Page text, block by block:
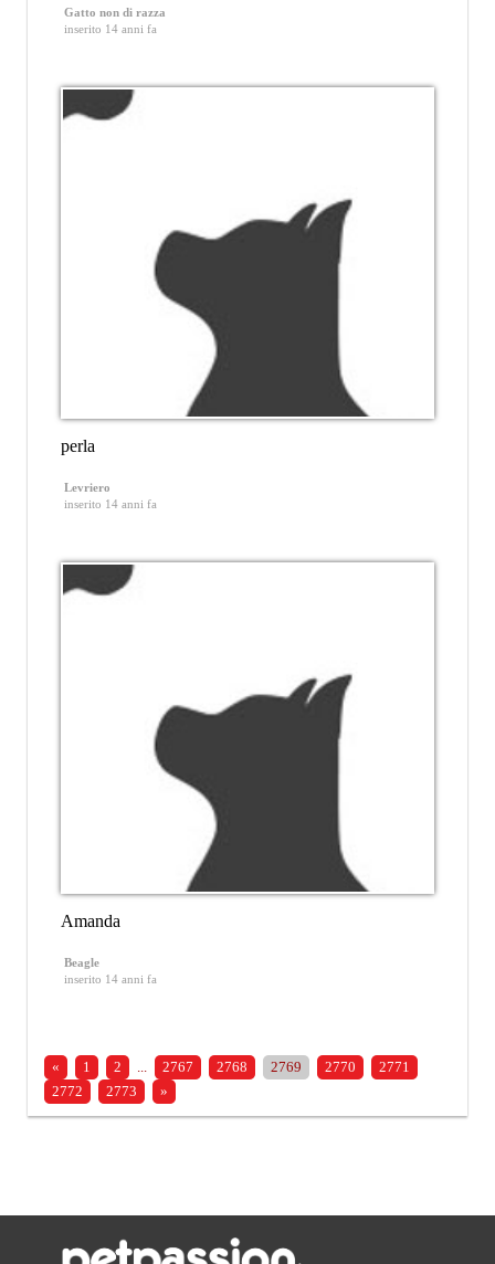
Gatto non di razza
inserito 14 anni fa
perla
Levriero
inserito 14 anni fa
Amanda
Beagle
inserito 14 anni fa
« 1 2 ... 2767 2768 2769 2770
2771
2772
2773 »